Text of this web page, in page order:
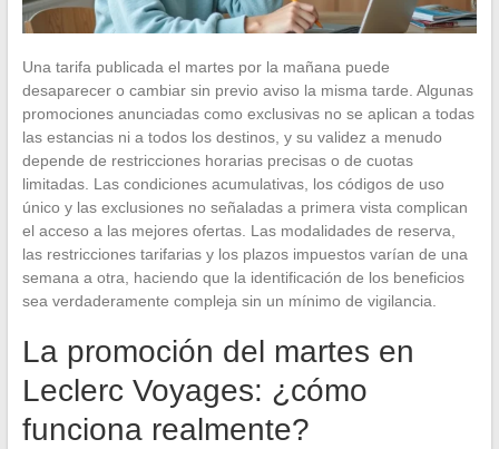
Una tarifa publicada el martes por la mañana puede
desaparecer o cambiar sin previo aviso la misma tarde. Algunas
promociones anunciadas como exclusivas no se aplican a todas
las estancias ni a todos los destinos, y su validez a menudo
depende de restricciones horarias precisas o de cuotas
limitadas. Las condiciones acumulativas, los códigos de uso
único y las exclusiones no señaladas a primera vista complican
el acceso a las mejores ofertas. Las modalidades de reserva,
las restricciones tarifarias y los plazos impuestos varían de una
semana a otra, haciendo que la identificación de los beneficios
sea verdaderamente compleja sin un mínimo de vigilancia.
La promoción del martes en
Leclerc Voyages: ¿cómo
funciona realmente?